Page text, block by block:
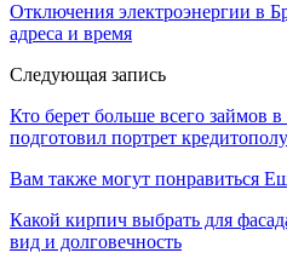
Отключения электроэнергии в
адреса и время
Следующая запись
Кто берет больше всего займов
подготовил портрет
Вам также могут понравиться
Какой кирпич выбрать для
вид и долговечность